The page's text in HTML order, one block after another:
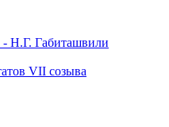
- Н.Г. Габиташвили
VII созыва